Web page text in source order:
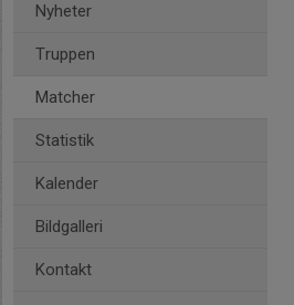
Nyheter
Truppen
Matcher
Statistik
Kalender
Bildgalleri
Kontakt